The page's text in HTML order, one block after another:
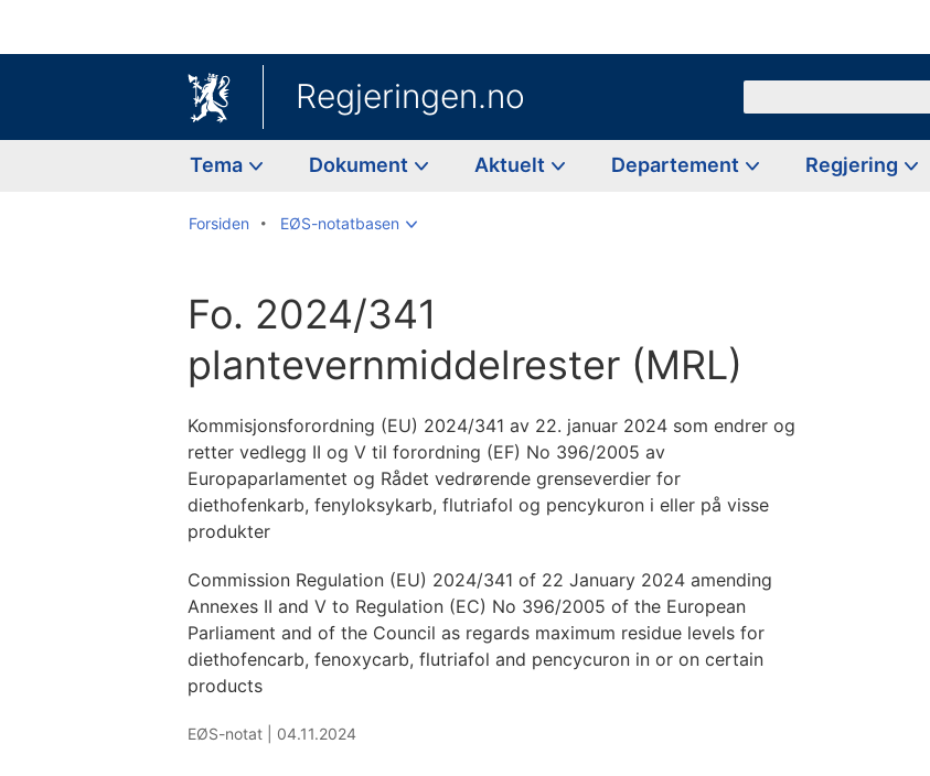
Regjeringen.no
Tema Dokument Aktuelt Departement Regjering
Forsiden EØS-notatbasen
Fo. 2024/341
plantevernmiddelrester (MRL)
Kommisjonsforordning (EU) 2024/341 av 22. januar 2024 som endrer og
retter vedlegg II og V til forordning (EF) No 396/2005 av
Europaparlamentet og Rådet vedrørende grenseverdier for
diethofenkarb, fenyloksykarb, flutriafol og pencykuron i eller på visse
produkter
Commission Regulation (EU) 2024/341 of 22 January 2024 amending
Annexes II and V to Regulation (EC) No 396/2005 of the European
Parliament and of the Council as regards maximum residue levels for
diethofencarb, fenoxycarb, flutriafol and pencycuron in or on certain
products
EØS-notat | 04.11.2024